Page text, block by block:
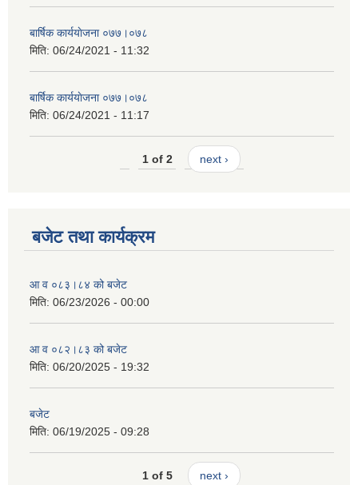
बार्षिक कार्ययाेजना ०७७।०७८
मिति: 06/24/2021 - 11:32
बार्षिक कार्ययाेजना ०७७।०७८
मिति: 06/24/2021 - 11:17
1 of 2 next ›
बजेट तथा कार्यक्रम
आ व ०८३।८४ को बजेट
मिति: 06/23/2026 - 00:00
आ व ०८२।८३ को बजेट
मिति: 06/20/2025 - 19:32
बजेट
मिति: 06/19/2025 - 09:28
1 of 5 next ›